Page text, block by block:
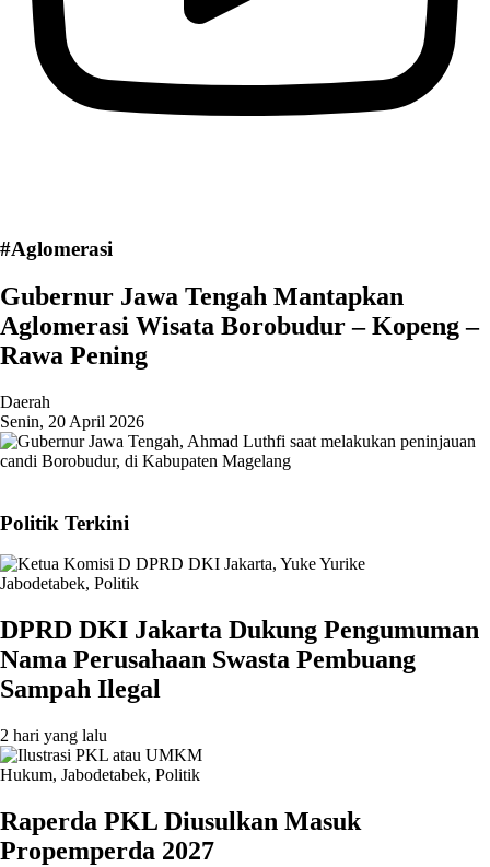
#Aglomerasi
Gubernur Jawa Tengah Mantapkan
Aglomerasi Wisata Borobudur – Kopeng –
Rawa Pening
Daerah
Senin, 20 April 2026
Politik Terkini
Jabodetabek, Politik
DPRD DKI Jakarta Dukung Pengumuman
Nama Perusahaan Swasta Pembuang
Sampah Ilegal
2 hari yang lalu
Hukum, Jabodetabek, Politik
Raperda PKL Diusulkan Masuk
Propemperda 2027